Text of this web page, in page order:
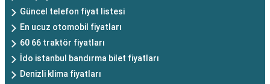
Güncel telefon fiyat listesi
En ucuz otomobil fiyatları
60 66 traktör fiyatları
İdo istanbul bandırma bilet fiyatları
Denizli klima fiyatları